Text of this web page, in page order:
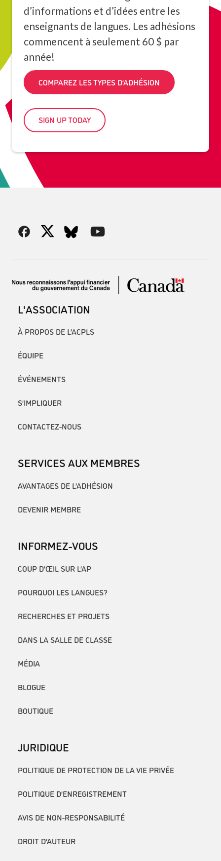
d’informations et d’idées entre les
enseignants de langues. Les adhésions
commencent à seulement 60 $ par
année!
COMPAREZ LES TYPES D’ADHÉSION
SIGN UP TODAY
L'ASSOCIATION
À PROPOS DE L’ACPLS
ÉQUIPE
ÉVÉNEMENTS
S’IMPLIQUER
CONTACTEZ-NOUS
SERVICES AUX MEMBRES
AVANTAGES DE L’ADHÉSION
DEVENIR MEMBRE
INFORMEZ-VOUS
COUP D’ŒIL SUR L’AP
POURQUOI LES LANGUES?
RECHERCHES ET PROJETS
DANS LA SALLE DE CLASSE
MÉDIA
BLOGUE
BOUTIQUE
JURIDIQUE
POLITIQUE DE PROTECTION DE LA VIE PRIVÉE
POLITIQUE D’ENREGISTREMENT
AVIS DE NON-RESPONSABILITÉ
DROIT D’AUTEUR